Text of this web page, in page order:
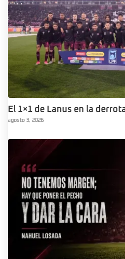
El 1×1 de Lanus en la
agosto 3, 2026